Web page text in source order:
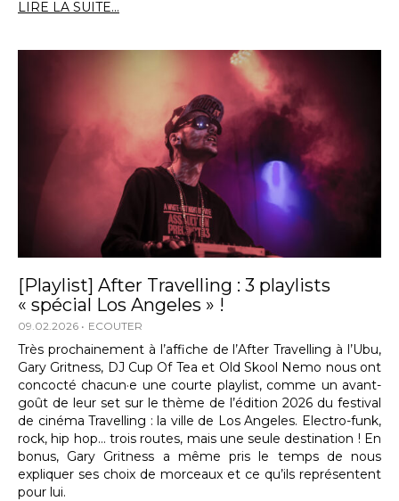
LIRE LA SUITE...
[Playlist] After Travelling : 3 playlists
« spécial Los Angeles » !
09.02.2026 ECOUTER
Très prochainement à l’affiche de l’After Travelling à l’Ubu,
Gary Gritness, DJ Cup Of Tea et Old Skool Nemo nous ont
concocté chacun·e une courte playlist, comme un avant-
goût de leur set sur le thème de l’édition 2026 du festival
de cinéma Travelling : la ville de Los Angeles. Electro-funk,
rock, hip hop… trois routes, mais une seule destination ! En
bonus, Gary Gritness a même pris le temps de nous
expliquer ses choix de morceaux et ce qu’ils représentent
pour lui.